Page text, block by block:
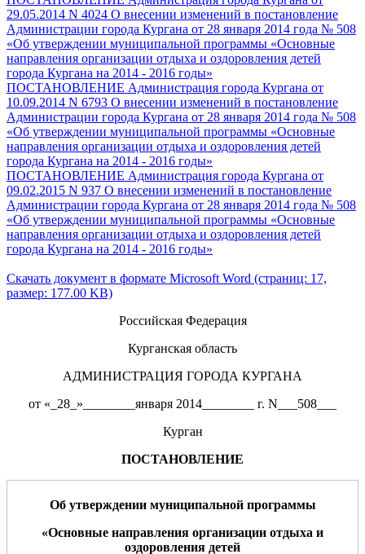
29.05.2014 N 4024 О внесении изменений в постановление
Администрации города Кургана от 28 января 2014 года № 508
«Об утверждении муниципальной программы «Основные
направления организации отдыха и оздоровления детей
города Кургана на 2014 - 2016 годы»
ПОСТАНОВЛЕНИЕ Администрация города Кургана от
10.09.2014 N 6793 О внесении изменений в постановление
Администрации города Кургана от 28 января 2014 года № 508
«Об утверждении муниципальной программы «Основные
направления организации отдыха и оздоровления детей
города Кургана на 2014 - 2016 годы»
ПОСТАНОВЛЕНИЕ Администрация города Кургана от
09.02.2015 N 937 О внесении изменений в постановление
Администрации города Кургана от 28 января 2014 года № 508
«Об утверждении муниципальной программы «Основные
направления организации отдыха и оздоровления детей
города Кургана на 2014 - 2016 годы»
Скачать документ в формате Microsoft Word (страниц: 17,
размер: 177.00 KB)
Российская Федерация
Курганская область
АДМИНИСТРАЦИЯ ГОРОДА КУРГАНА
от «_28_»________января 2014________ г. N___508___
Курган
ПОСТАНОВЛЕНИЕ
Об утверждении муниципальнойпрограммы
«Основные направления организации отдыха и
оздоровления детей